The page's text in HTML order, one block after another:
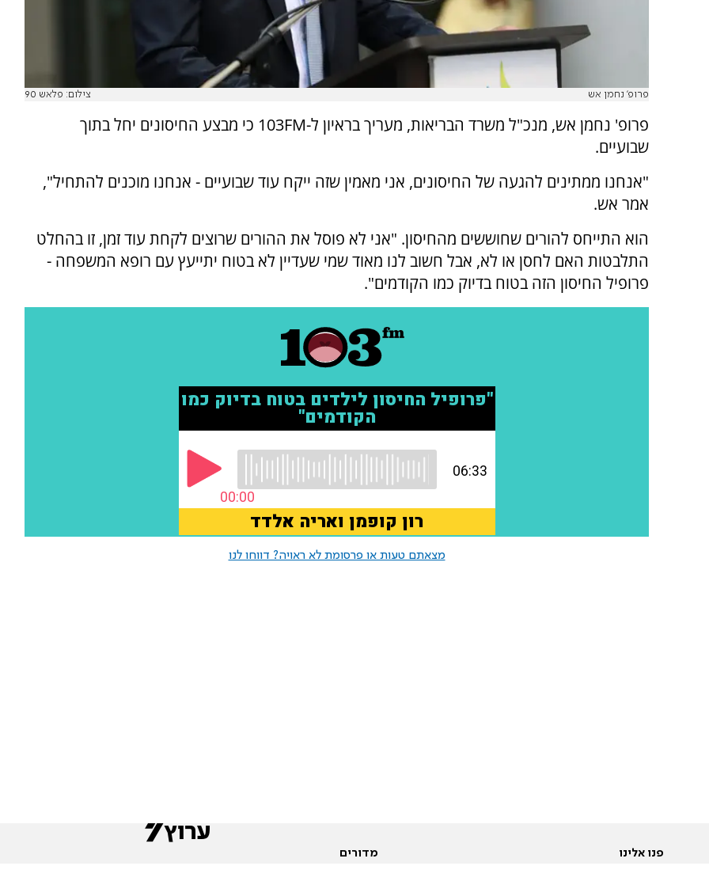
פרופ' נחמן אש צילום: פלאש 90
פרופ' נחמן אש, מנכ"ל משרד הבריאות, מעריך בראיון ל-103FM כי מבצע החיסונים יחל בתוך
שבועיים.
"אנחנו ממתינים להגעה של החיסונים, אני מאמין שזה ייקח עוד שבועיים - אנחנו מוכנים להתחיל",
אמר אש.
הוא התייחס להורים שחוששים מהחיסון. "אני לא פוסל את ההורים שרוצים לקחת עוד זמן, זו בהחלט
התלבטות האם לחסן או לא, אבל חשוב לנו מאוד שמי שעדיין לא בטוח יתייעץ עם רופא המשפחה -
פרופיל החיסון הזה בטוח בדיוק כמו הקודמים".
מצאתם טעות או פרסומת לא ראויה? דווחו לנו
פנו אלינו מדורים